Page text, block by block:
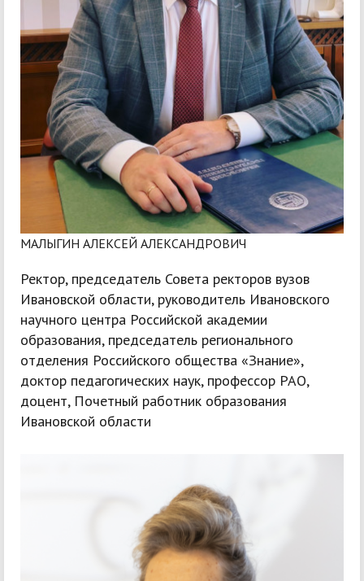
МАЛЫГИН АЛЕКСЕЙ АЛЕКСАНДРОВИЧ
Ректор, председатель Совета ректоров вузов
Ивановской области, руководитель Ивановского
научного центра Российской академии
образования, председатель регионального
отделения Российского общества «Знание»,
доктор педагогических наук, профессор РАО,
доцент, Почетный работник образования
Ивановской области